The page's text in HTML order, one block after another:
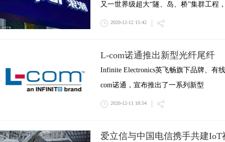
又一世界级超大“隧、岛、桥”集群工程
2020-12-12 15:42
L-com诺通推出新型光纤尾纤
Infinite Electronics英飞畅旗下品牌、有
com诺通，宣布推出了一系列新型
2020-12-11 18:54
爱立信与中国电信携手共建IoT